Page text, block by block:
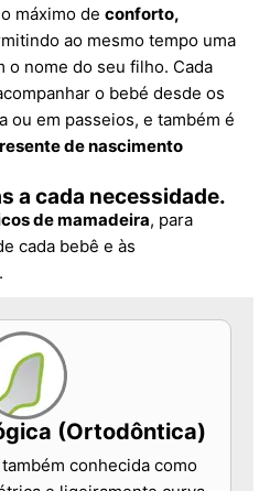
máximo de conforto,
ao mesmo tempo uma
o nome do seu filho. Cada
o bebé desde os
ou em passeios, e também é
de nascimento
a cada necessidade.
de mamadeira, para
cada bebê e às
(Ortodôntica)
conhecida como